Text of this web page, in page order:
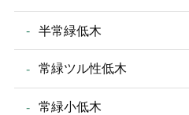
半常緑低木
常緑ツル性低木
常緑小低木